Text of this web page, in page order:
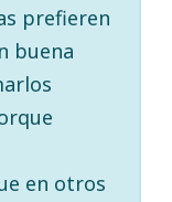
prefieren
buena
en otros